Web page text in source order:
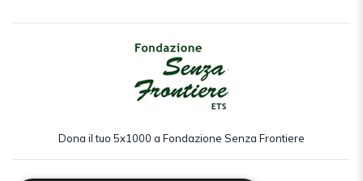
Dona il tuo 5x1000 a Fondazione Senza Frontiere